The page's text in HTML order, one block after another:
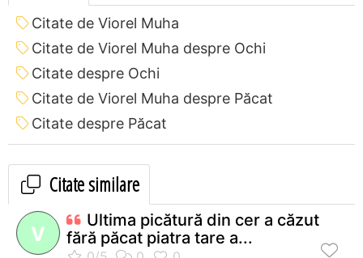
Citate de Viorel Muha
Citate de Viorel Muha despre Ochi
Citate despre Ochi
Citate de Viorel Muha despre Păcat
Citate despre Păcat
Citate similare
V
Ultima picătură din cer a căzut
fără păcat piatra tare a...